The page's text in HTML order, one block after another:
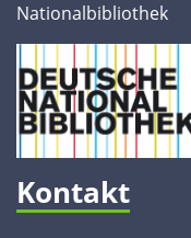
Nationalbibliothek
Kontakt